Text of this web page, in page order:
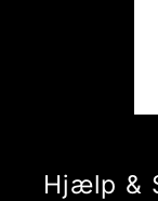
Hjælp &